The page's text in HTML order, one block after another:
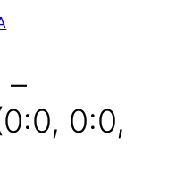
–
0:0,